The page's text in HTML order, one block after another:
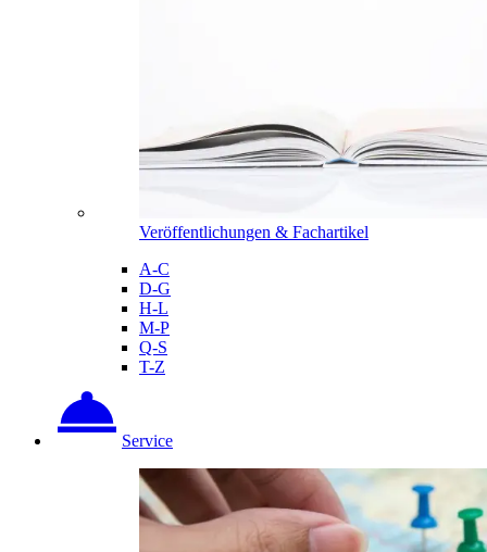
Veröffentlichungen & Fachartikel
A-C
D-G
H-L
M-P
Q-S
T-Z
Service